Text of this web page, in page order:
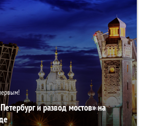
и развод мостов» на